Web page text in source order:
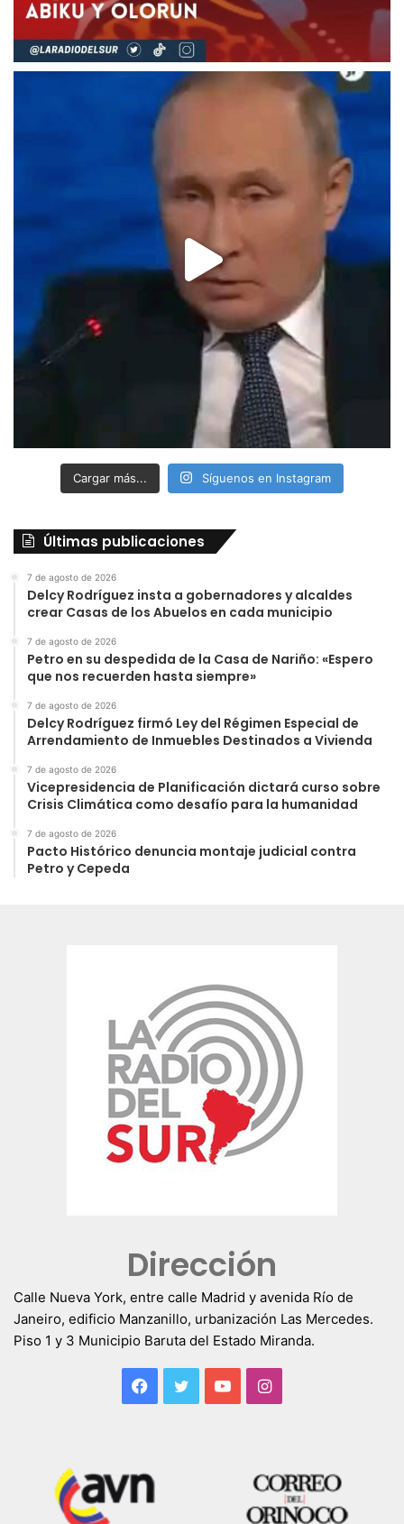
Cargar más... Síguenos en Instagram
Últimas publicaciones
7 de agosto de 2026
Delcy Rodríguez insta a gobernadores y alcaldes
crear Casas de los Abuelos en cada municipio
7 de agosto de 2026
Petro en su despedida de la Casa de Nariño: «Espero
que nos recuerden hasta siempre»
7 de agosto de 2026
Delcy Rodríguez firmó Ley del Régimen Especial de
Arrendamiento de Inmuebles Destinados a Vivienda
7 de agosto de 2026
Vicepresidencia de Planificación dictará curso sobre
Crisis Climática como desafío para la humanidad
7 de agosto de 2026
Pacto Histórico denuncia montaje judicial contra
Petro y Cepeda
Dirección
Calle Nueva York, entre calle Madrid y avenida Río de
Janeiro, edificio Manzanillo, urbanización Las Mercedes.
Piso 1 y 3 Municipio Baruta del Estado Miranda.
Facebook
TwitterYouTubeInstagram